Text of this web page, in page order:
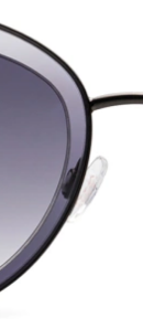
mm
verres
Largeur
des verres